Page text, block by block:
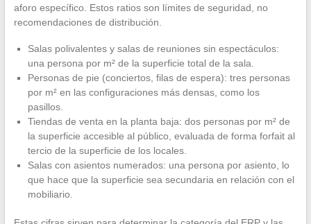
aforo específico. Estos ratios son límites de seguridad, no
recomendaciones de distribución.
Salas polivalentes y salas de reuniones sin espectáculos:
una persona por m² de la superficie total de la sala.
Personas de pie (conciertos, filas de espera): tres personas
por m² en las configuraciones más densas, como los
pasillos.
Tiendas de venta en la planta baja: dos personas por m² de
la superficie accesible al público, evaluada de forma forfait al
tercio de la superficie de los locales.
Salas con asientos numerados: una persona por asiento, lo
que hace que la superficie sea secundaria en relación con el
mobiliario.